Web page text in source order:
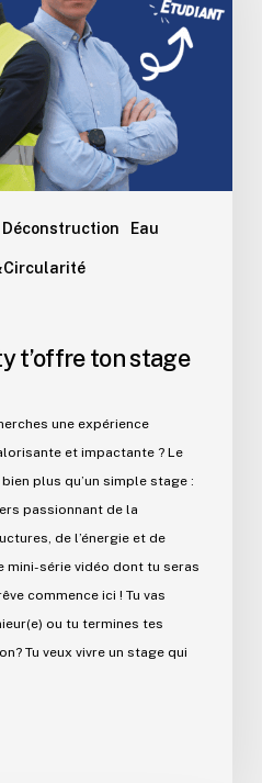
Déconstruction Eau
t’offre ton stage
une expérience
et impactante ? Le
plus qu’un simple stage :
passionnant de la
de l’énergie et de
mini-série vidéo dont tu seras
commence ici ! Tu vas
ou tu termines tes
Tu veux vivre un stage qui